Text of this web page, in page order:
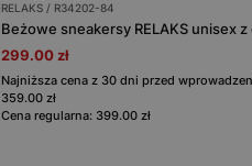
RELAKS / R34202-84
299.00 zł
Najniższa cena z 30 dni przed
359.00 zł
Cena regularna: 399.00 zł